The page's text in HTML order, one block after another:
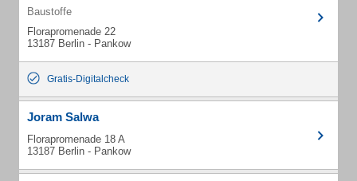
Baustoffe
Florapromenade 22
13187 Berlin - Pankow
Gratis-Digitalcheck
Joram Salwa
Florapromenade 18 A
13187 Berlin - Pankow